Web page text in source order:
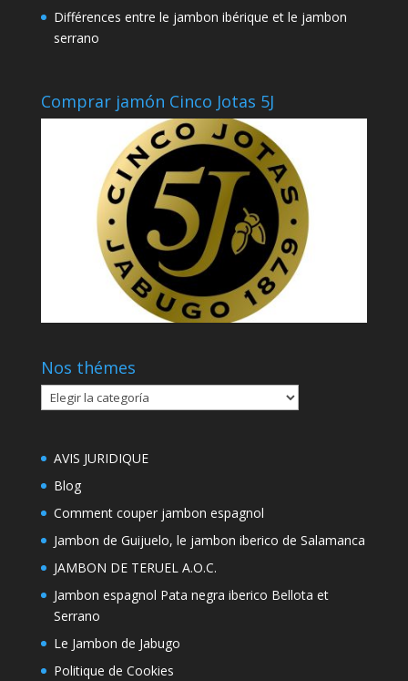
Différences entre le jambon ibérique et le jambon
serrano
Comprar jamón Cinco Jotas 5J
Nos thémes
Nos
thémes
AVIS JURIDIQUE
Blog
Comment couper jambon espagnol
Jambon de Guijuelo, le jambon iberico de Salamanca
JAMBON DE TERUEL A.O.C.
Jambon espagnol Pata negra iberico Bellota et
Serrano
Le Jambon de Jabugo
Politique de Cookies